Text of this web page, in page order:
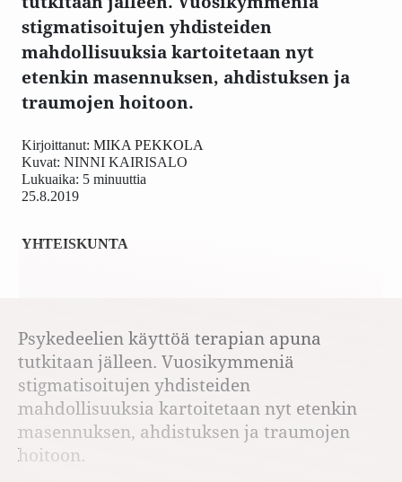
stigmatisoitujen yhdisteiden
mahdollisuuksia kartoitetaan nyt
etenkin masennuksen, ahdistuksen ja
traumojen hoitoon.
25.8.2019
Kirjoittanut: MIKA PEKKOLA
Kuvat: NINNI KAIRISALO
Lukuaika: 5 minuuttia
YHTEISKUNTA
Psykedeelien käyttöä terapian apuna
tutkitaan jälleen. Vuosikymmeniä
stigmatisoitujen yhdisteiden
mahdollisuuksia kartoitetaan nyt etenkin
masennuksen, ahdistuksen ja traumojen
hoitoon.